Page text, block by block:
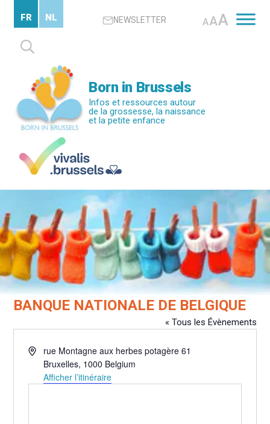
contenu
principal
NEWSLETTER AAA
Rechercher :
FR NL
Born in Brussels
Infos et ressources autour
de la grossesse, la naissance
et la petite enfance
BANQUE NATIONALE DE BELGIQUE
« Tous les Évènements
Adresserue Montagne aux herbes potagère 61
Bruxelles, 1000 Belgium
Afficher l’itinéraire